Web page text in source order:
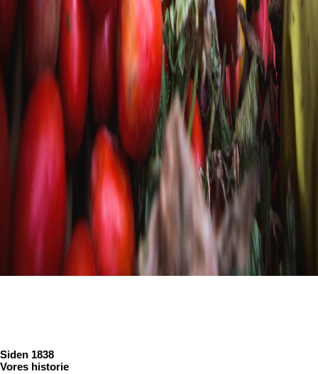
Siden 1838
Vores historie